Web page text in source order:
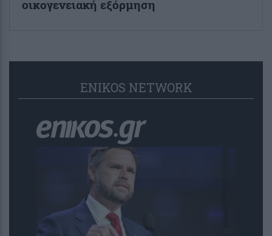
οικογενειακή εξόρμηση
ENIKOS NETWORK